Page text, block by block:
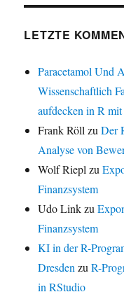
LETZTE
Paracetamol Und
Wissenschaftlich
aufdecken in R
Frank RöllzuDer
Analyse von
Wolf Rieplzu
Finanzsystem
Udo Linkzu
Finanzsystem
KI in der R-
DresdenzuR-
in RStudio